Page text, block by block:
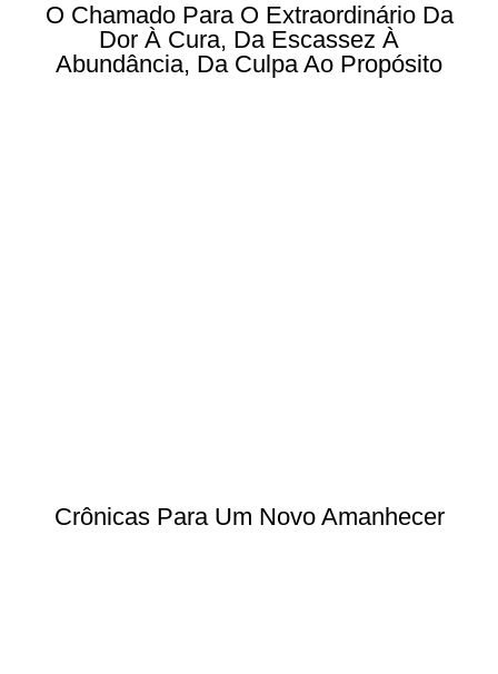
O Chamado Para O Extraordinário Da
Dor À Cura, Da Escassez À
Abundância, Da Culpa Ao Propósito
Crônicas Para Um Novo Amanhecer